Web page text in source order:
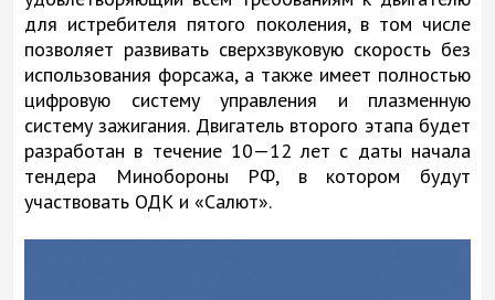
для истребителя пятого поколения, в том числе
позволяет развивать сверхзвуковую скорость без
использования форсажа, а также имеет полностью
цифровую систему управления и плазменную
систему зажигания. Двигатель второго этапа будет
разработан в течение 10—12 лет с даты начала
тендера Минобороны РФ, в котором будут
участвовать ОДК и «Салют».